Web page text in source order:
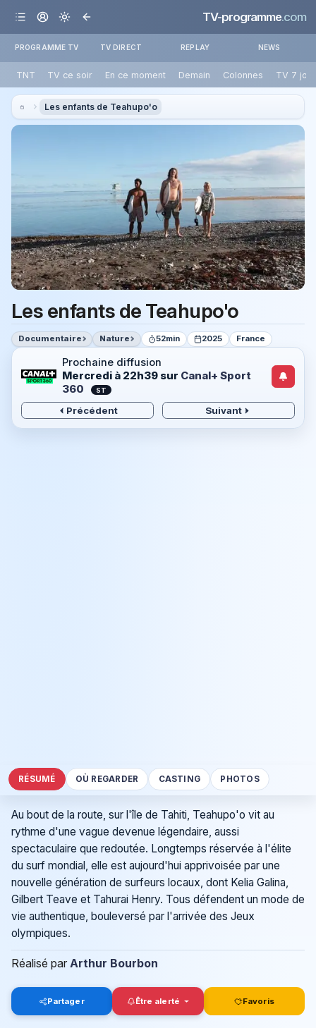
TV-programme.com
PROGRAMME TV TV DIRECT REPLAY NEWS
TNT TV ce soir En ce moment Demain Colonnes TV 7
Les enfants de Teahupo'o
Les enfants de Teahupo'o
Documentaire Nature 52min 2025 France
Prochaine diffusion
Mercredi à 22h39sur Canal+ Sport
360
ST
Précédent Suivant
RÉSUMÉ OÙ REGARDER CASTING PHOTOS
Au bout de la route, sur l'île de Tahiti, Teahupo'o vit au
rythme d'une vague devenue légendaire, aussi
spectaculaire que redoutée. Longtemps réservée à l'élite
du surf mondial, elle est aujourd'hui apprivoisée par une
nouvelle génération de surfeurs locaux, dont Kelia Galina,
Gilbert Teave et Tahurai Henry. Tous défendent un mode de
vie authentique, bouleversé par l'arrivée des Jeux
olympiques.
Réalisé par Arthur Bourbon
Partager Être alerté Favoris